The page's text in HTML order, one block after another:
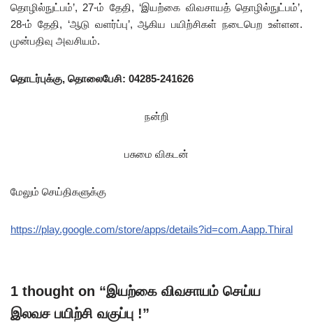
தொழில்நுட்பம்’, 27-ம் தேதி, ‘இயற்கை விவசாயத் தொழில்நுட்பம்’,
28-ம் தேதி, ‘ஆடு வளர்ப்பு’, ஆகிய பயிற்சிகள் நடைபெற உள்ளன.
முன்பதிவு அவசியம்.
தொடர்புக்கு, தொலைபேசி: 04285-241626
நன்றி
பசுமை விகடன்
மேலும் செய்திகளுக்கு
https://play.google.com/store/apps/details?id=com.Aapp.Thiral
1 thought on “இயற்கை விவசாயம் செய்ய
இலவச பயிற்சி வகுப்பு !”